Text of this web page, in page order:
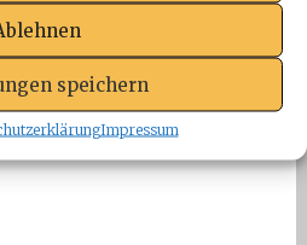
speichern
Impressum
Postkarten, Filme und